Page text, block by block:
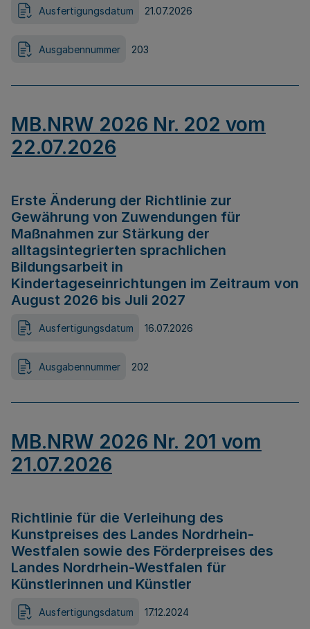
Ausfertigungsdatum 21.07.2026
Ausgabennummer 203
MB.NRW 2026 Nr. 202 vom
22.07.2026
Erste Änderung der Richtlinie zur
Gewährung von Zuwendungen für
Maßnahmen zur Stärkung der
alltagsintegrierten sprachlichen
Bildungsarbeit in
Kindertageseinrichtungen im Zeitraum von
August 2026 bis Juli 2027
Ausfertigungsdatum 16.07.2026
Ausgabennummer 202
MB.NRW 2026 Nr. 201 vom
21.07.2026
Richtlinie für die Verleihung des
Kunstpreises des Landes Nordrhein-
Westfalen sowie des Förderpreises des
Landes Nordrhein-Westfalen für
Künstlerinnen und Künstler
Ausfertigungsdatum 17.12.2024